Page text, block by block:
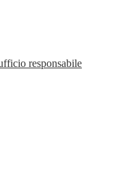
responsabile